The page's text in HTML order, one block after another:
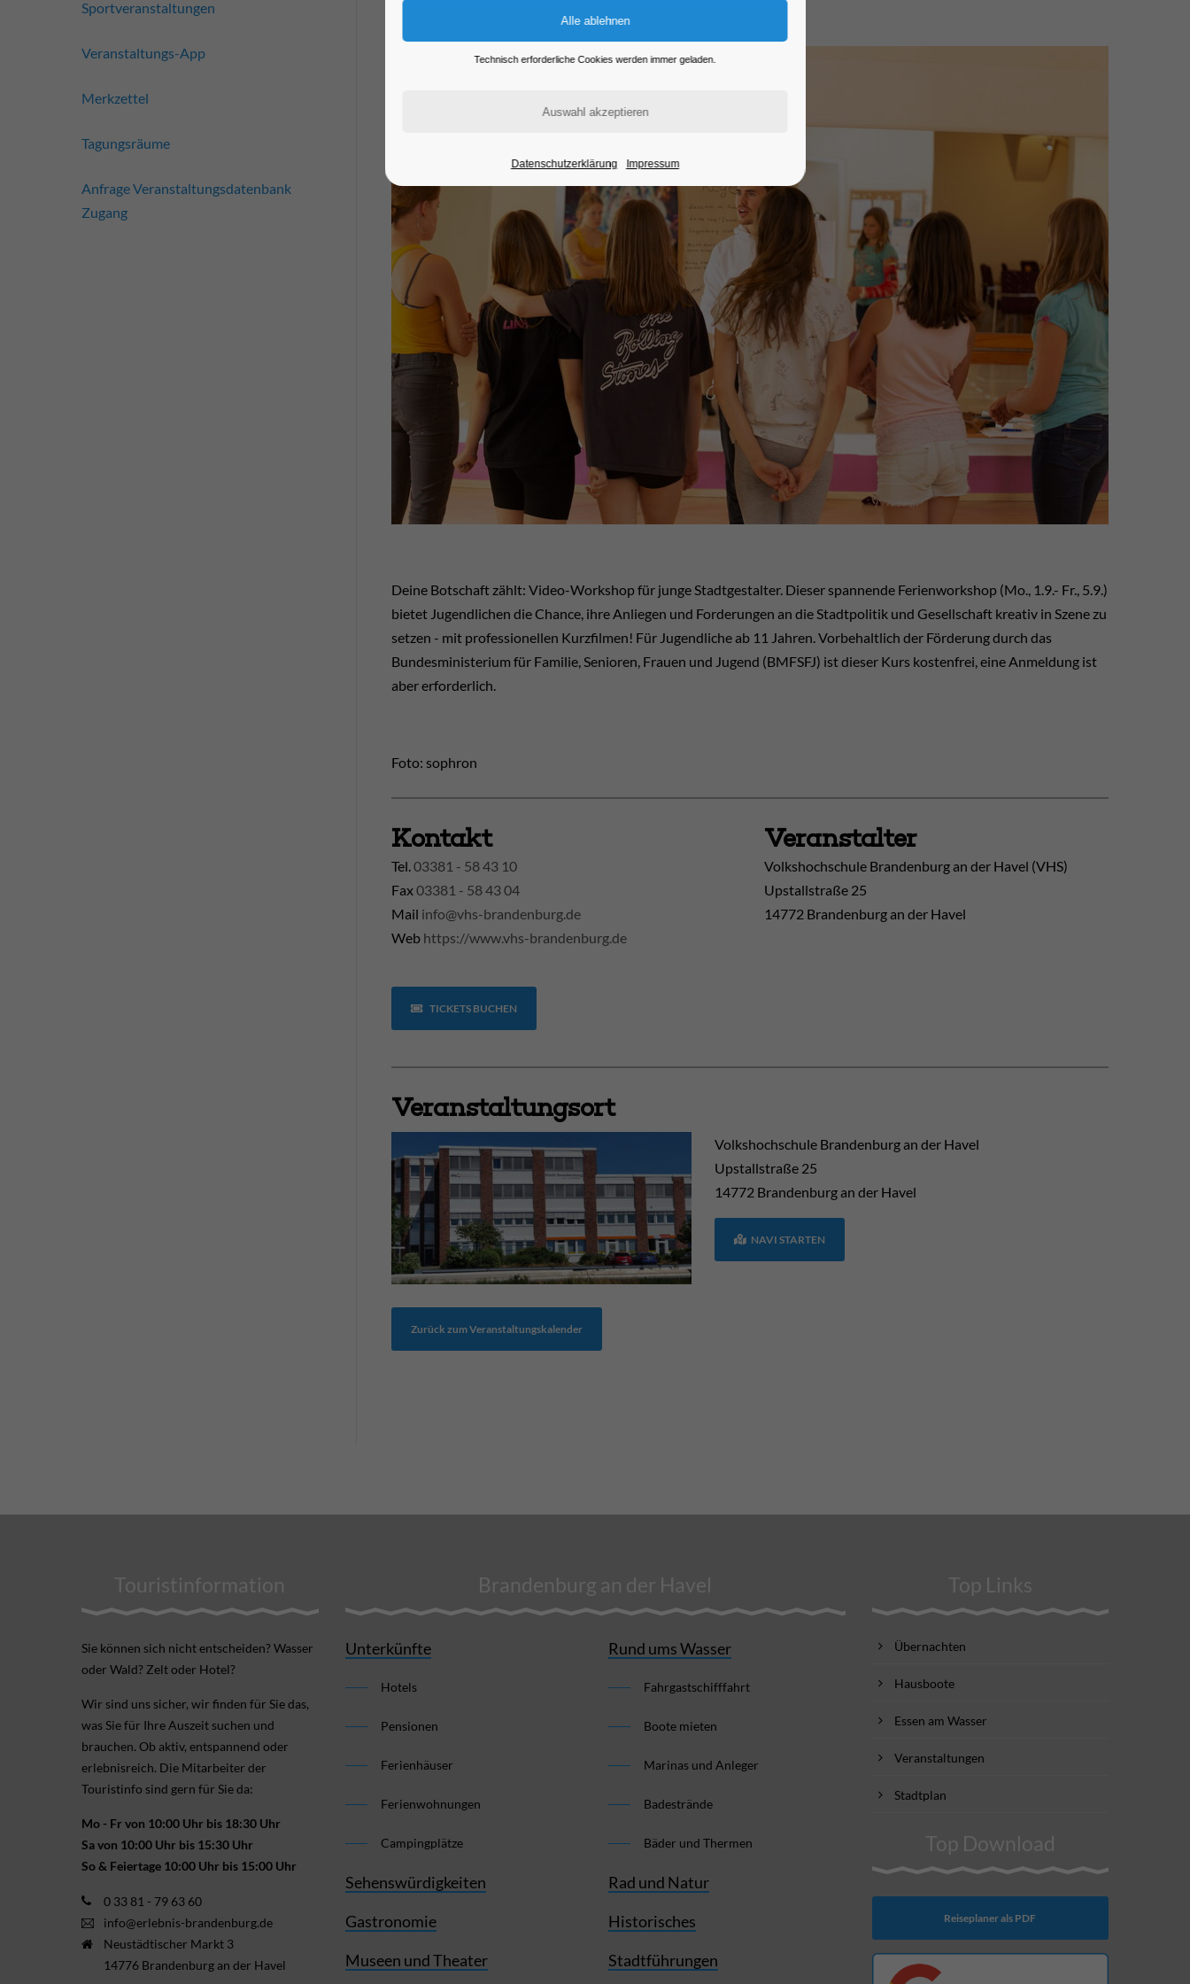
Eintritt frei
Deine Botschaft zählt: Video-Workshop für junge Stadtgestalter. Dieser spannende Ferienworkshop (Mo., 1.9.- Fr., 5.9.)
bietet Jugendlichen die Chance, ihre Anliegen und Forderungen an die Stadtpolitik und Gesellschaft kreativ in Szene zu
setzen - mit professionellen Kurzfilmen! Für Jugendliche ab 11 Jahren. Vorbehaltlich der Förderung durch das
Bundesministerium für Familie, Senioren, Frauen und Jugend (BMFSFJ) ist dieser Kurs kostenfrei, eine Anmeldung ist
aber erforderlich.
Foto: sophron
Kontakt
Tel. 03381 - 58 43 10
Fax03381 - 58 43 04
Mail info@vhs-brandenburg.de
Web https://www.vhs-brandenburg.de
Veranstalter
Volkshochschule Brandenburg an der Havel (VHS)
Upstallstraße 25
14772 Brandenburg an der Havel
TICKETS BUCHEN
Veranstaltungsort
Volkshochschule Brandenburg an der Havel
Upstallstraße 25
14772 Brandenburg an der Havel
NAVI STARTEN
Zurück zum Veranstaltungskalender
Sportveranstaltungen
Veranstaltungs-App
Merkzettel
Tagungsräume
Anfrage Veranstaltungsdatenbank
Zugang
Touristinformation
Sie können sich nicht ent­scheiden? Wasser
oder Wald? Zelt oder Hotel?
Wir sind uns sicher, wir finden für Sie das,
was Sie für Ihre Aus­zeit suchen und
brauchen. Ob aktiv, ent­spannend oder
erlebnis­reich. Die Mitarbeiter der
Touristinfo sind gern für Sie da:
Mo - Fr von 10:00 Uhr bis 18:30 Uhr
Sa von 10:00 Uhr bis 15:30 Uhr
So & Feiertage 10:00 Uhr bis 15:00 Uhr
0 33 81 - 79 63 60
info@erlebnis-brandenburg.de
Neustädtischer Markt 3
14776 Brandenburg an der Havel
Brandenburg an der Havel
Unterkünfte
Hotels
Pensionen
Ferienhäuser
Ferienwohnungen
Campingplätze
Sehenswürdigkeiten
Gastronomie
Museen und Theater
Rund ums Wasser
Fahrgastschifffahrt
Boote mieten
Marinas und Anleger
Badestrände
Bäder und Thermen
Rad und Natur
Historisches
Stadtführungen
Top Links
Übernachten
Hausboote
Essen am Wasser
Veranstaltungen
Stadtplan
Top Download
Reiseplaner als PDF
Technisch erforderliche Cookies werden immer geladen.
Datenschutzerklärung Impressum